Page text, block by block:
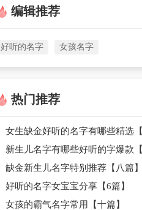
编辑推荐
好听的名字 女孩名字
热门推荐
女生缺金好听的名字有哪些精选【3篇】
新生儿名字有哪些好听的字爆款【10篇】
缺金新生儿名字特别推荐【八篇】
好听的名字女宝宝分享【6篇】
女孩的霸气名字常用【十篇】